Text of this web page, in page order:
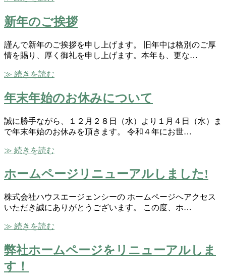
新年のご挨拶
謹んで新年のご挨拶を申し上げます。 旧年中は格別のご厚
情を賜り、厚く御礼を申し上げます。本年も、更な…
≫ 続きを読む
年末年始のお休みについて
誠に勝手ながら、１２月２８日（水）より１月４日（水）ま
で年末年始のお休みを頂きます。 令和４年にお世…
≫ 続きを読む
ホームページリニューアルしました!
株式会社ハウスエージェンシーの ホームページへアクセス
いただき誠にありがとうございます。 この度、ホ…
≫ 続きを読む
弊社ホームページをリニューアルしま
す！